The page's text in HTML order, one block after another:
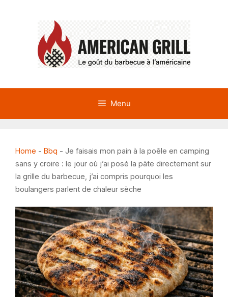
Menu
Home - Bbq - Je faisais mon pain à la poêle en camping
sans y croire : le jour où j’ai posé la pâte directement sur
la grille du barbecue, j’ai compris pourquoi les
boulangers parlent de chaleur sèche